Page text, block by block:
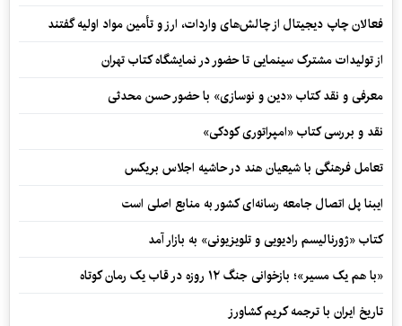
فعالان چاپ دیجیتال از چالش‌های واردات، ارز و تأمین مواد اولیه گفتند
از تولیدات مشترک سینمایی تا حضور در نمایشگاه کتاب تهران
معرفی و نقد کتاب «دین و نوسازی» با حضور حسن محدثی
نقد و بررسی کتاب «امپراتوری کودکی»
تعامل فرهنگی با شیعیان هند در حاشیه اجلاس بریکس
ایبنا پل اتصال جامعه رسانه‌ای کشور به منابع اصلی است
کتاب «ژورنالیسم رادیویی و تلویزیونی» به بازار آمد
«با هم یک مسیر»؛ بازخوانی جنگ ۱۲ روزه در قاب یک رمان کوتاه
تاریخ ایران با ترجمه کریم کشاورز